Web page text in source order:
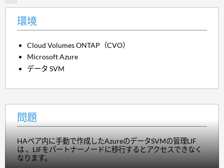
環境
Cloud Volumes ONTAP（CVO）
Microsoft Azure
データ SVM
問題
HAペア内に手動で作成したAzureのデータSVMの管理LIF
は 、LIFをパートナーノードに移行するとアクセスできなく
なります。